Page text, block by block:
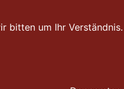
bitten um Ihr